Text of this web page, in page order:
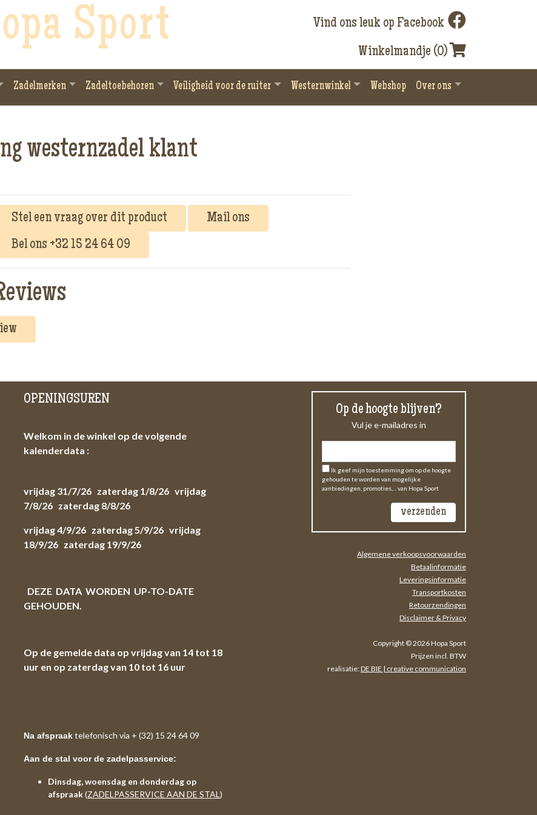
Sport
Vind ons leuk op Facebook
Winkelmandje (0)
Zadelmerken Zadeltoebehoren Veiligheid voor de ruiter Westernwinkel Webshop Over ons
westernzadel klant
Stel een vraag over dit product
Mail ons
Bel ons +32 15 24 64 09
OPENINGSUREN
Welkom in de winkel op de volgende
kalenderdata :
vrijdag 31/7/26 zaterdag 1/8/26 vrijdag
7/8/26 zaterdag 8/8/26
vrijdag 4/9/26 zaterdag 5/9/26 vrijdag
18/9/26 zaterdag 19/9/26
DEZE DATA WORDEN UP-TO-DATE
GEHOUDEN.
Op de gemelde data op vrijdag van 14 tot 18
uur en op zaterdag van 10 tot 16 uur
Na afspraaktelefonisch via + (32) 15 24 64 09
Aan de stal voor de zadelpasservice:
Dinsdag, woensdag en donderdag op
afspraak(ZADELPASSERVICE AAN DE STAL )
Op de hoogte blijven?
Vul je e-mailadres in
Ik geef mijn toestemming om op de hoogte
gehouden te worden van mogelijke
aanbiedingen, promoties,... van Hopa Sport
Algemene verkoopsvoorwaarden
Betaalinformatie
Leveringsinformatie
Transportkosten
Retourzendingen
Disclaimer & Privacy
Copyright © 2026 Hopa Sport
Prijzen incl. BTW
realisatie:DE BIE | creative communication